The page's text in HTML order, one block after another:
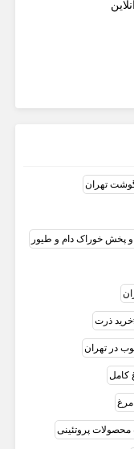
تهران
و پخش خوراک دام و طیور
خرید ذرت
در تهران
کامل
پروتئینی